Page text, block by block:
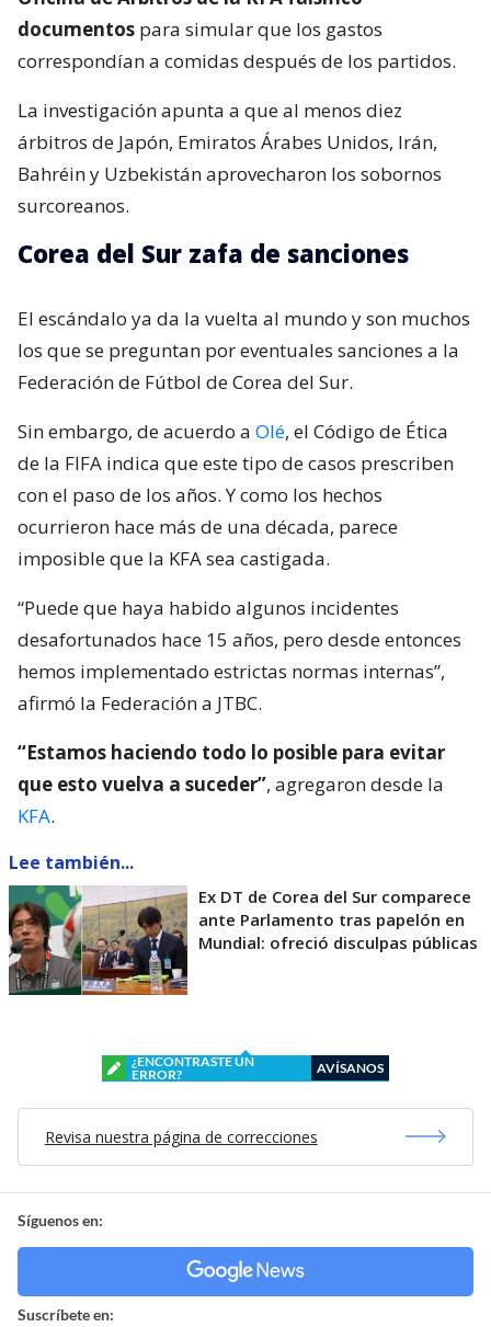
documentos para simular que los gastos
correspondían a comidas después de los partidos.
La investigación apunta a que al menos diez
árbitros de Japón, Emiratos Árabes Unidos, Irán,
Bahréin y Uzbekistán aprovecharon los sobornos
surcoreanos.
Corea del Sur zafa de sanciones
El escándalo ya da la vuelta al mundo y son muchos
los que se preguntan por eventuales sanciones a la
Federación de Fútbol de Corea del Sur.
Sin embargo, de acuerdo a Olé, el Código de Ética
de la FIFA indica que este tipo de casos prescriben
con el paso de los años. Y como los hechos
ocurrieron hace más de una década, parece
imposible que la KFA sea castigada.
“Puede que haya habido algunos incidentes
desafortunados hace 15 años, pero desde entonces
hemos implementado estrictas normas internas”,
afirmó la Federación a JTBC.
“Estamos haciendo todo lo posible para evitar
que esto vuelva a suceder”, agregaron desde la
KFA.
Lee también...
Ex DT de Corea del Sur comparece
ante Parlamento tras papelón en
Mundial: ofreció disculpas públicas
¿ENCONTRASTE UN
ERROR?
AVÍSANOS
Revisa nuestra página de correcciones
Síguenos en:
Suscríbete en: